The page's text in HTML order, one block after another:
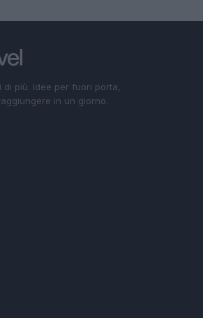
più. Idee per fuori porta,
in un giorno.